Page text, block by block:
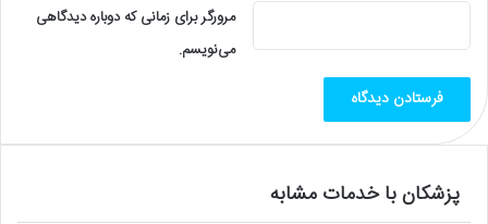
مرورگر برای زمانی که دوباره دیدگاهی
می‌نویسم.
پزشکان با خدمات مشابه